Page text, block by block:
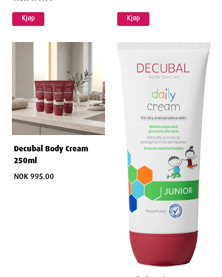
Kjøp Kjøp
Decubal Body Cream
250ml
NOK 995.00